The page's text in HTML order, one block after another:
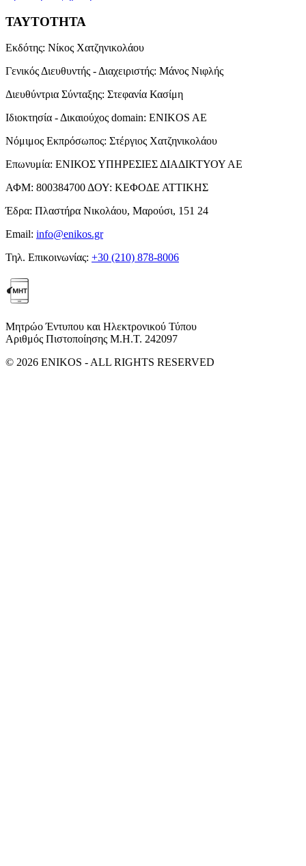
ΤΑΥΤΟΤΗΤΑ
Εκδότης: Νίκος Χατζηνικολάου
Γενικός Διευθυντής - Διαχειριστής: Μάνος Νιφλής
Διευθύντρια Σύνταξης: Στεφανία Κασίμη
Ιδιοκτησία - Δικαιούχος domain: ENIKOS AE
Νόμιμος Εκπρόσωπος: Στέργιος Χατζηνικολάου
Επωνυμία: ΕΝΙΚΟΣ ΥΠΗΡΕΣΙΕΣ ΔΙΑΔΙΚΤΥΟΥ ΑΕ
ΑΦΜ: 800384700ΔΟΥ: ΚΕΦΟΔΕ ΑΤΤΙΚΗΣ
Έδρα: Πλαστήρα Νικολάου, Μαρούσι, 151 24
Email: info@enikos.gr
Τηλ. Επικοινωνίας: +30 (210) 878-8006
Μητρώο Έντυπου και Ηλεκτρονικού Τύπου
Αριθμός Πιστοποίησης Μ.Η.Τ. 242097
© 2026 ENIKOS - ALL RIGHTS RESERVED